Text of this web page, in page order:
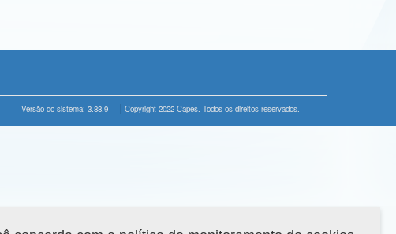
Versão do sistema: 3.88.9 Copyright 2022 Capes. Todos os direitos reservados.